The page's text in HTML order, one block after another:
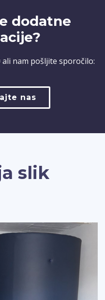
dodatne
ali nam pošljite sporočilo:
nas
slik